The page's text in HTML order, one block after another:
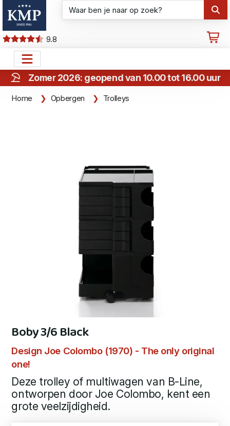
9.8
Zomer 2026: geopend van 10.00 tot 16.00 uur
Home Opbergen Trolleys
Boby 3/6 Black
Design Joe Colombo (1970) - The only original
one!
Deze trolley of multiwagen van B-Line,
ontworpen door Joe Colombo, kent een
grote veelzijdigheid.